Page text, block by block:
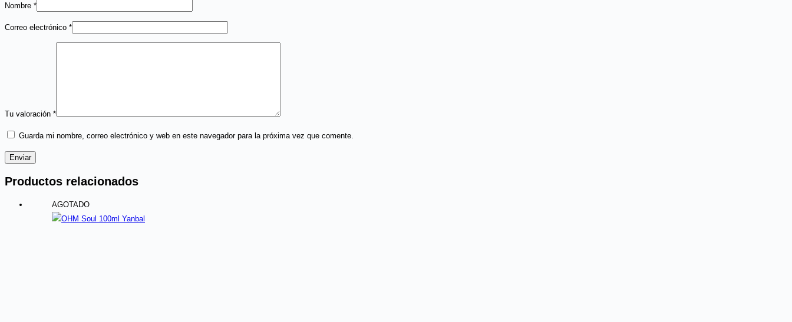
Nombre *
Correo electrónico *
Tu valoración *
Guarda mi nombre, correo electrónico y web en este navegador para la próxima vez que comente.
Enviar
Productos relacionados
AGOTADO